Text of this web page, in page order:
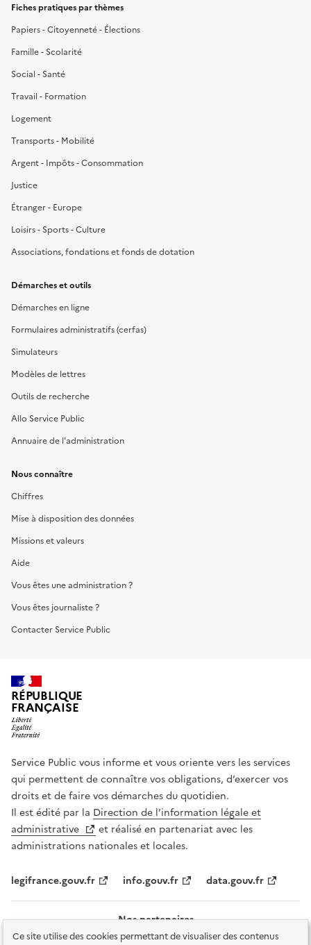
Ce site utilise des cookies permettant de visualiser des contenus
Fiches pratiques par thèmes
Papiers - Citoyenneté - Élections
Famille - Scolarité
Social - Santé
Travail - Formation
Logement
Transports - Mobilité
Argent - Impôts - Consommation
Justice
Étranger - Europe
Loisirs - Sports - Culture
Associations, fondations et fonds de dotation
Démarches et outils
Démarches en ligne
Formulaires administratifs (cerfas)
Simulateurs
Modèles de lettres
Outils de recherche
Allo Service Public
Annuaire de l'administration
Nous connaître
Chiffres
Mise à disposition des données
Missions et valeurs
Aide
Vous êtes une administration ?
Vous êtes journaliste ?
Contacter Service Public
RÉPUBLIQUE
FRANÇAISE
Service Public vous informe et vous oriente vers les services
qui permettent de connaître vos obligations, d’exercer vos
droits et de faire vos démarches du quotidien.
Il est édité par la Direction de l’information légale et
administrative
et réalisé en partenariat avec les
administrations nationales et locales.
legifrance.gouv.fr info.gouv.fr data.gouv.fr
Nos partenaires